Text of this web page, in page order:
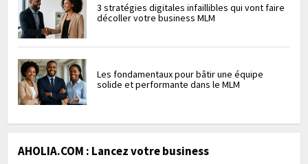
3 stratégies digitales infaillibles qui vont faire
décoller votre business MLM
Les fondamentaux pour bâtir une équipe
solide et performante dans le MLM
AHOLIA.COM : Lancez votre business